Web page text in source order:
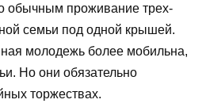
обычным проживание трех-
семьи под одной крышей.
молодежь более мобильна,
Но они обязательно
торжествах.